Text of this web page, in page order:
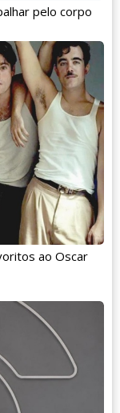
pelo corpo
ao Oscar